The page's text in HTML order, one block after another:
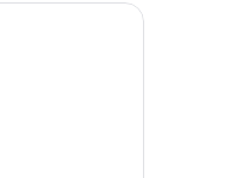
VILLA海景4人房 | 高級寢具、